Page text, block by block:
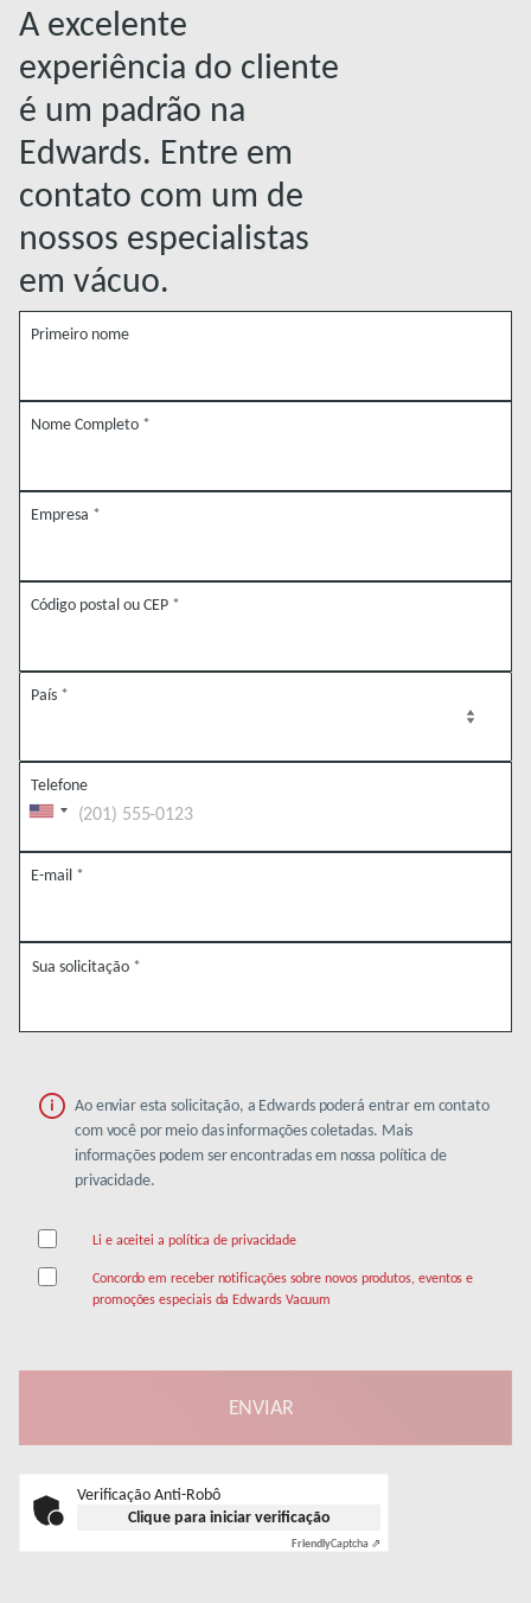
A excelente
experiência do cliente
é um padrão na
Edwards. Entre em
contato com um de
nossos especialistas
em vácuo.
Primeiro nome
Nome Completo *
Empresa *
Código postal ou CEP *
País *
Telefone
E-mail *
Sua solicitação *
Ao enviar esta solicitação, a Edwards poderá entrar em contato
com você por meio das informações coletadas. Mais
informações podem ser encontradas em nossa política de
privacidade.
Li e aceitei a política de privacidade
Concordo em receber notificações sobre novos produtos, eventos e
promoções especiais da Edwards Vacuum
Verificação Anti-Robô
Clique para iniciar verificação
FriendlyCaptcha ⇗